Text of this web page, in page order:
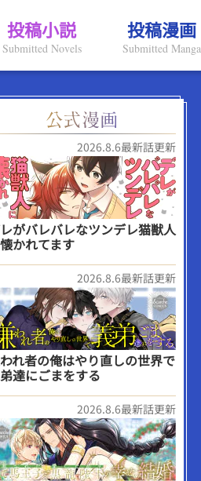
投稿小説
Submitted Novels
投稿漫画
Submitted Manga
2026.8.6最新話更新
がバレバレなツンデレ猫獣人
かれてます
2026.8.6最新話更新
れ者の俺はやり直しの世界で
達にごまをする
2026.8.6最新話更新